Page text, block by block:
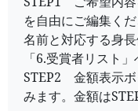
を自由にご編集く
名前と対応する身
「6.受賞者リスト
STEP2 金額表示ボ
みます。金額は